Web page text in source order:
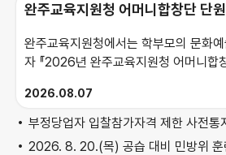
완주교육지원청 어머니합창단 단
완주교육지원청에서는 학부모의 문화
자 『2026년 완주교육지원청 어머니합
중·고·특수학교에 재학 중인 학부모
법: 아래 오프라인 신청방법 중 희망하는 방법을 선택하여 신청
(hyunyui@jbedu.kr) 중 선택하여
2026 08.07
부정당업자 입찰참가자격 제한 사전통지(
2026. 8. 20.(목) 공습 대비 민방위 훈